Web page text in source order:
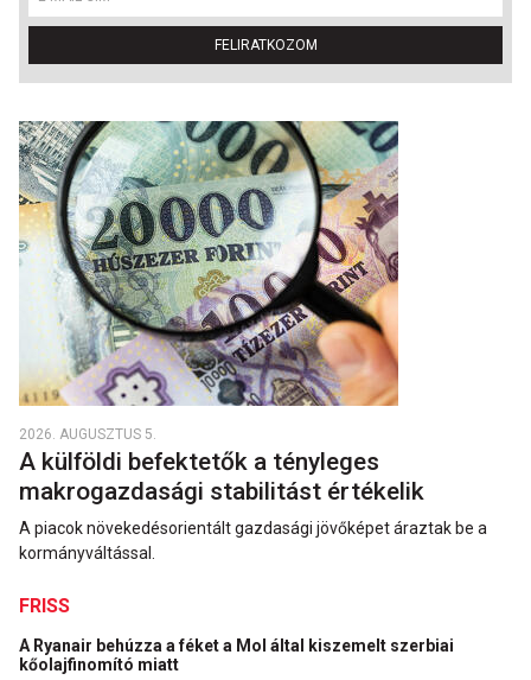
FELIRATKOZOM
2026. AUGUSZTUS 5.
A külföldi befektetők a tényleges
makrogazdasági stabilitást értékelik
A piacok növekedésorientált gazdasági jövőképet áraztak be a
kormányváltással.
FRISS
A Ryanair behúzza a féket a Mol által kiszemelt szerbiai
kőolajfinomító miatt